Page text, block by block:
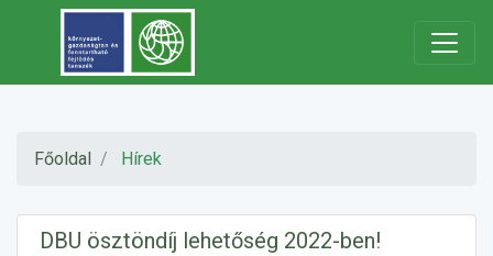
Főoldal Hírek
DBU ösztöndíj lehetőség 2022-ben!